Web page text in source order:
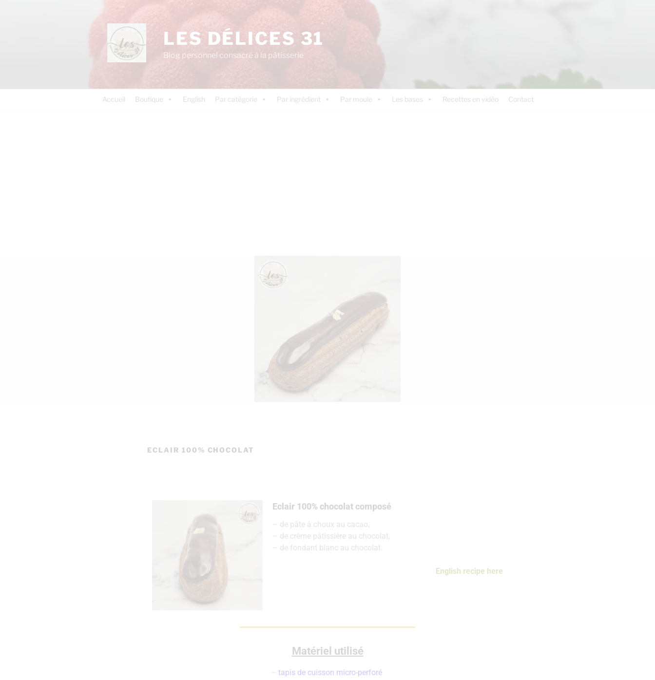
LES DÉLICES 31
Blog personnel consacré à la pâtisserie
Accueil Boutique English Par catégorie Par ingrédient Par moule Les bases Recettes en vidéo Contact
ECLAIR 100% CHOCOLAT
Eclair 100% chocolat composé
– de pâte à choux au cacao,
– de crème pâtissière au chocolat,
– de fondant blanc au chocolat.
English recipe here
Matériel utilisé
– tapis de cuisson micro-perforé